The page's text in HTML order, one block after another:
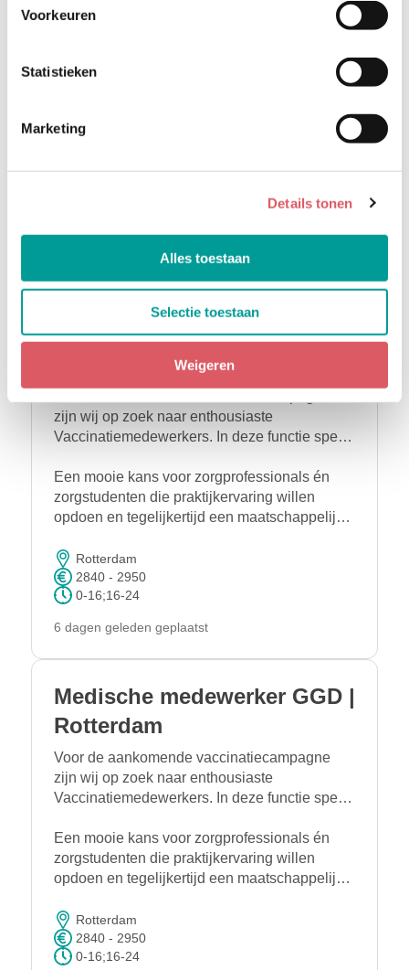
Voorkeuren
Statistieken
Marketing
Details tonen
Alles toestaan
Selectie toestaan
Weigeren
gehandicaptenzorg
mensgerichte manager die medewerkers laat
binnen de gehandicaptenzorg zoeken wij een
continuïteit brengt.
32-40
4 dagen geleden geplaatst
Bijbaan vaccinatie GGD |
zijn wij op zoek naar enthousiaste
Vaccinatiemedewerkers. In deze functie speel
zorgvuldig uitvoeren van vaccinaties. Je
ontvangt bezoekers, stelt hen gerust en zorgt
ervoor dat iedere vaccinatie volgens protocol
Een mooie kans voor zorgprofessionals én
zorgstudenten die praktijkervaring willen
opdoen en tegelijkertijd een maatschappelijke
Rotterdam
2840 - 2950
0-16;16-24
6 dagen geleden geplaatst
Medische medewerker GGD |
Rotterdam
Voor de aankomende vaccinatiecampagne
zijn wij op zoek naar enthousiaste
Vaccinatiemedewerkers. In deze functie speel
zorgvuldig uitvoeren van vaccinaties. Je
ontvangt bezoekers, stelt hen gerust en zorgt
ervoor dat iedere vaccinatie volgens protocol
Een mooie kans voor zorgprofessionals én
zorgstudenten die praktijkervaring willen
opdoen en tegelijkertijd een maatschappelijke
Rotterdam
2840 - 2950
0-16;16-24